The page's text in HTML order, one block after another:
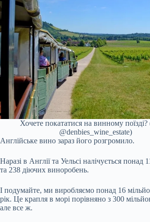
Хочете покататися на винному
@denbies_wine_estate)
Англійське вино зараз його розгромило.
Наразі в Англії та Уельсі налічується понад
та 238 діючих виноробень.
І подумайте, ми виробляємо понад 16
рік. Це крапля в морі порівняно з 300
але все ж.